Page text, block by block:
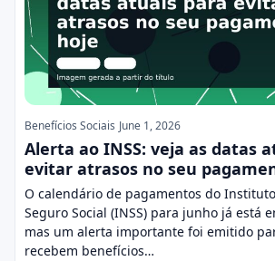
Benefícios Sociais June 1, 2026
Alerta ao INSS: veja as datas
evitar atrasos no seu
O calendário de pagamentos do
Seguro Social (INSS) para junho já está
mas um alerta importante foi emitido
recebem benefícios…